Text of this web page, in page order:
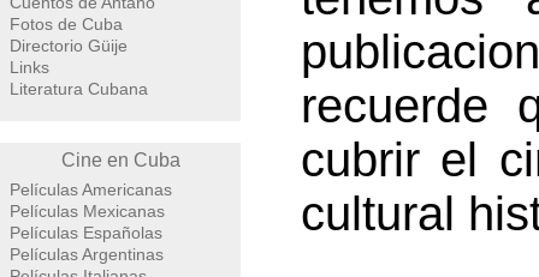
Fotos de Cuba
Directorio Güije
Links
Literatura Cubana
Cine en Cuba
Películas Americanas
Películas Mexicanas
Películas Españolas
Películas Argentinas
recuerde
cubrir el
cultural